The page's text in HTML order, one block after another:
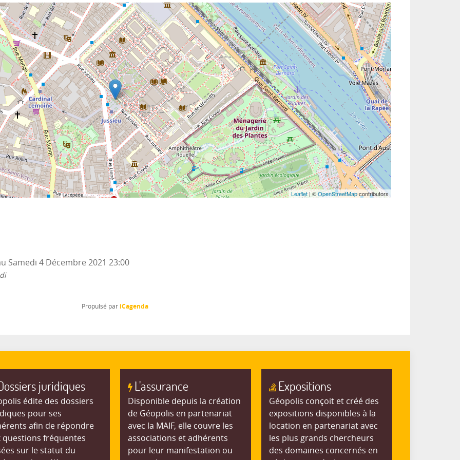
Leaflet| ©OpenStreetMapcontributors
Samedi 4 Décembre 2021 23:00
Propulsé par iCagenda
juridiques
édite des dossiers
pour ses
afin de répondre
questions fréquentes
sur le statut du
L'assurance
Disponible depuis la création
de Géopolis en partenariat
avec la MAIF, elle couvre les
associations et adhérents
pour leur manifestation ou
Expositions
Géopolis conçoit et créé des
expositions disponibles à la
location en partenariat avec
les plus grands chercheurs
des domaines concernés en